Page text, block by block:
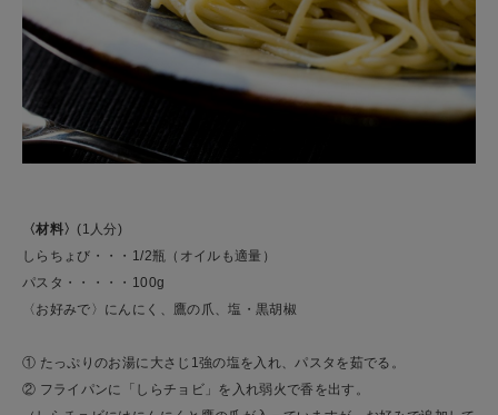
〈材料〉(1人分)
しらちょび・・・1/2瓶（オイルも適量）
パスタ・・・・・100g
〈お好みで〉にんにく、鷹の爪、塩・黒胡椒
① たっぷりのお湯に大さじ1強の塩を入れ、パスタを茹でる。
② フライパンに「しらチョビ」を入れ弱火で香を出す。